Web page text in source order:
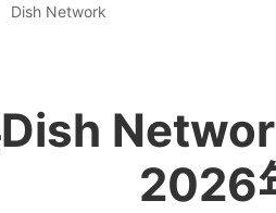
Dish Network
2026